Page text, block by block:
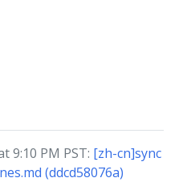
9:10 PM PST: [zh-cn]sync
(ddcd58076a)